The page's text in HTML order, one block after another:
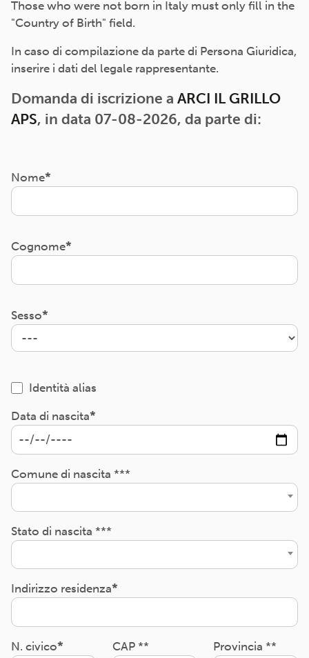
Those who were not born in Italy must only fill in the
"Country of Birth" field.
In caso di compilazione da parte di Persona Giuridica,
inserire i dati del legale rappresentante.
Domanda di iscrizione a ARCI IL GRILLO
APS, in data 07-08-2026, da parte di:
Nome
Cognome
Sesso
Identità alias
Data di nascita
Comune di nascita ***
Stato di nascita ***
Indirizzo residenza
N. civico CAP ** Provincia **